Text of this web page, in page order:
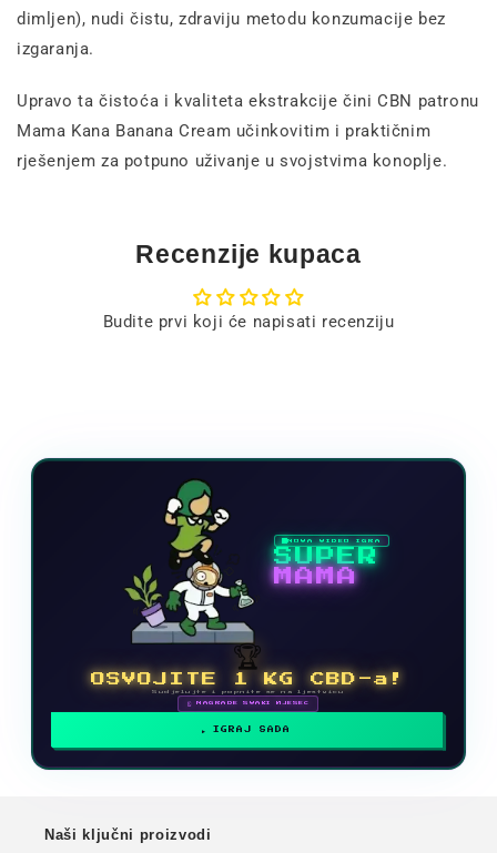
dimljen), nudi čistu, zdraviju metodu konzumacije bez
izgaranja.
Upravo ta čistoća i kvaliteta ekstrakcije čini CBN patronu
Mama Kana Banana Cream učinkovitim i praktičnim
rješenjem za potpuno uživanje u svojstvima konoplje.
Recenzije kupaca
Budite prvi koji će napisati recenziju
NOVA VIDEO IGRA
SUPER
MAMA
🏆
OSVOJITE 1 KG CBD-a!
Sudjelujte i popnite se na ljestvicu
🗓 NAGRADE SVAKI MJESEC
IGRAJ SADA
Naši ključni proizvodi